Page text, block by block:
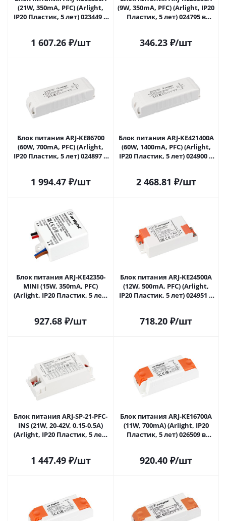
(21W, 350mA, PFC) (Arlight,
IP20 Пластик, 5 лет) 023449 в
1 607.26₽/шт
(9W, 350mA, PFC) (Arlight, IP20
Пластик, 5 лет) 024795 в
346.23 ₽/шт
Блок питания ARJ-KE86700
(60W, 700mA, PFC) (Arlight,
IP20 Пластик, 5 лет) 024897 в
1 994.47₽/шт
Блок питания ARJ-KE421400A
(60W, 1400mA, PFC) (Arlight,
IP20 Пластик, 5 лет) 024900 в
2 468.81 ₽/шт
Блок питания ARJ-KE42350-
MINI (15W, 350mA, PFC)
(Arlight, IP20 Пластик, 5 лет)
927.68 ₽/шт
Блок питания ARJ-KE24500A
(12W, 500mA, PFC) (Arlight,
IP20 Пластик, 5 лет) 024951 в
718.20 ₽/шт
Блок питания ARJ-SP-21-PFC-
INS (21W, 20-42V, 0.15-0.5A)
(Arlight, IP20 Пластик, 5 лет)
1 447.49₽/шт
Блок питания ARJ-KE16700A
(11W, 700mA) (Arlight, IP20
Пластик, 5 лет) 026509 в
920.40 ₽/шт